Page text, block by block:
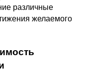
различные
желаемого